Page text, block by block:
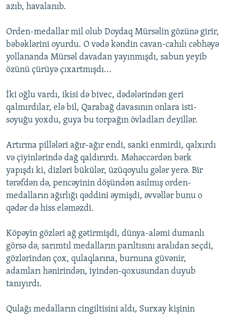
azıb, havalanıb.
Orden-medallar mil olub Doydaq Mürsəlin gözünə girir,
bəbəklərini oyurdu. O vədə kəndin cavan-cahılı cəbhəyə
yollananda Mürsəl davadan yayınmışdı, sabun yeyib
özünü çürüyə çıxartmışdı...
İki oğlu vardı, ikisi də bivec, dədələrindən geri
qalmırdılar, elə bil, Qarabağ davasının onlara isti-
soyuğu yoxdu, guya bu torpağın övladları deyillər.
Artırma pillələri ağır-ağır endi, sanki enmirdi, qalxırdı
və çiyinlərində dağ qaldırırdı. Məhəccərdən bərk
yapışdı ki, dizləri bükülər, üzüqoyulu gələr yerə. Bir
tərəfdən də, pencəyinin döşündən asılmış orden-
medalların ağırlığı qəddini əymişdi, əvvəllər bunu o
qədər də hiss eləməzdi.
Köpəyin gözləri ağ gətirmişdi, dünya-aləmi dumanlı
görsə də, sarımtıl medalların parıltısını aralıdan seçdi,
gözlərindən çox, qulaqlarına, burnuna güvənir,
adamları hənirindən, iyindən-qoxusundan duyub
tanıyırdı.
Qulağı medalların cingiltisini aldı, Surxay kişinin